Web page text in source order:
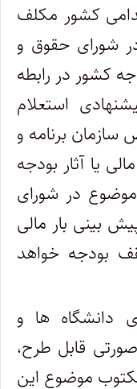
کشور مکلف
شورای حقوق و
کشور در رابطه
استعلام
برنامه و
یا آثار بودجه
در شورای
بینی بار مالی
بودجه خواهد
دانشگاه ها و
قابل طرح،
موضوع این